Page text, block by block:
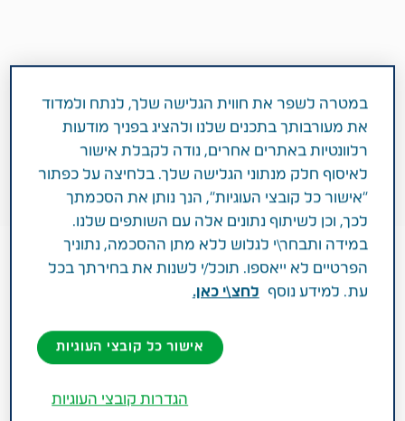
במטרה לשפר את חווית הגלישה שלך, לנתח ולמדוד
את מעורבותך בתכנים שלנו ולהציג בפניך מודעות
רלוונטיות באתרים אחרים, נודה לקבלת אישור
לאיסוף חלק מנתוני הגלישה שלך. בלחיצה על כפתור
"אישור כל קובצי העוגיות", הנך נותן את הסכמתך
לכך, וכן לשיתוף נתונים אלה עם השותפים שלנו.
במידה ותבחר\י לגלוש ללא מתן ההסכמה, נתוניך
הפרטיים לא ייאספו. תוכל/י לשנות את בחירתך בכל
עת. למידע נוסף
לחצ\י כאן.
אישור כל קובצי העוגיות
הגדרות קובצי העוגיות